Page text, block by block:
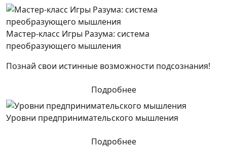
Мастер-класс Игры Разума: система
преобразующего мышления
Познай свои истинные возможности подсознания!
Подробнее
Уровни предпринимательского мышления
Подробнее